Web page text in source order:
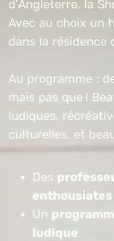
d’Angleterre, la
Avec au choix un
dans la résidence
Au programme :
mais pas que !
ludiques,
culturelles, et
Des
enthousiates
Un
ludique